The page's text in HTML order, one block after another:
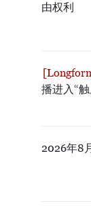
由权利
播进入“
2026年8